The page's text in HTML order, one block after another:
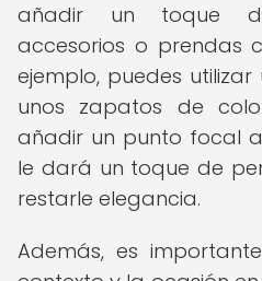
añadir un toque
accesorios o prendas
ejemplo, puedes
unos zapatos de
añadir un punto focal
le dará un toque de
restarle elegancia.
Además, es